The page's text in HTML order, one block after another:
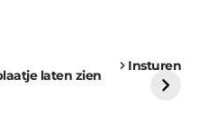
Insturen
laten zien
uitdaging